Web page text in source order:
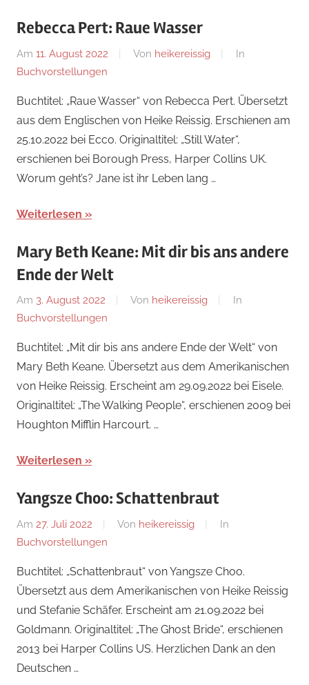
Rebecca Pert: Raue Wasser
Am 11. August 2022 Von heikereissig
In
Buchvorstellungen
Buchtitel: „Raue Wasser“ von Rebecca Pert. Übersetzt
aus dem Englischen von Heike Reissig. Erschienen am
25.10.2022 bei Ecco. Originaltitel: „Still Water“,
erschienen bei Borough Press, Harper Collins UK.
Worum geht’s? Jane ist ihr Leben lang …
Weiterlesen
Mary Beth Keane: Mit dir bis ans andere
Ende der Welt
Am 3. August 2022 Von heikereissig
In
Buchvorstellungen
Buchtitel: „Mit dir bis ans andere Ende der Welt“ von
Mary Beth Keane. Übersetzt aus dem Amerikanischen
von Heike Reissig. Erscheint am 29.09.2022 bei Eisele.
Originaltitel: „The Walking People“, erschienen 2009 bei
Houghton Mifflin Harcourt. …
Weiterlesen
Yangsze Choo: Schattenbraut
Am 27. Juli 2022 Von heikereissig
In
Buchvorstellungen
Buchtitel: „Schattenbraut“ von Yangsze Choo.
Übersetzt aus dem Amerikanischen von Heike Reissig
und Stefanie Schäfer. Erscheint am 21.09.2022 bei
Goldmann. Originaltitel: „The Ghost Bride“, erschienen
2013 bei Harper Collins US. Herzlichen Dank an den
Deutschen …